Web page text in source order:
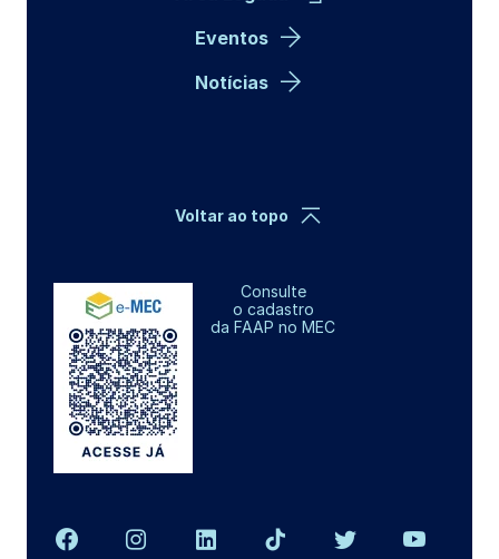
Eventos
Notícias
Consulte
o cadastro
da FAAP no MEC
Voltar ao topo